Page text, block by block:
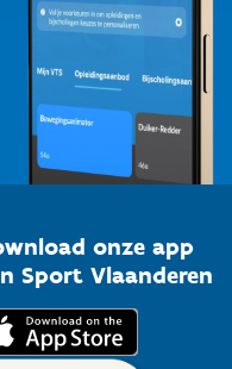
onze app
Sport Vlaanderen